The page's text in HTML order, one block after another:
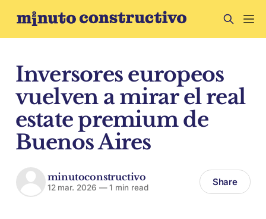
Inversores europeos
vuelven a mirar el real
estate premium de
Buenos Aires
minutoconstructivo
12 mar. 2026 —1 min read Share